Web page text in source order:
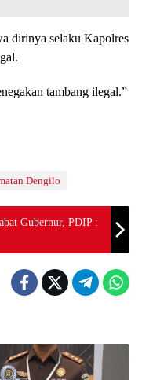
dirinya selaku Kapolres
tambang ilegal.”
Dengilo
Gubernur, PDIP :